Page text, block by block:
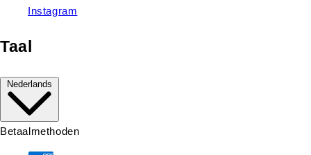
Instagram
Taal
Nederlands
Betaalmethoden